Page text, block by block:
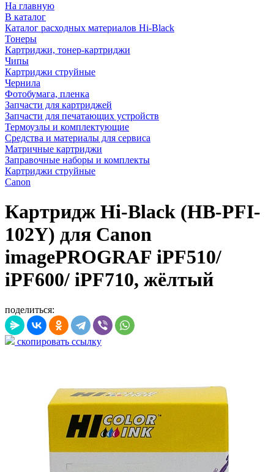
На главную
В каталог
Каталог расходных материалов Hi-Black
Тонеры
Картриджи, тонер-картриджи
Чипы
Картриджи струйные
Чернила
Фотобумага, пленка
Запчасти для картриджей
Запчасти для печатающих устройств
Термоузлы и комплектующие
Средства и материалы для сервиса
Матричные картриджи
Заправочные наборы и комплекты
Картриджи струйные
Canon
Картридж Hi-Black (HB-PFI-
102Y) для Canon
imagePROGRAF iPF510/
iPF600/ iPF710, жёлтый
поделиться:
скопировать ссылку